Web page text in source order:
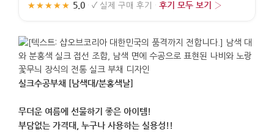
★★★★★ 5.0 · ✓ 실제 구매 후기 · 후기 모두 보기 ›
실크수공부채 [남색대/분홍색날]
무더운 여름에 선물하기 좋은 아이템!
부담없는 가격대, 누구나 사용하는 실용성!!